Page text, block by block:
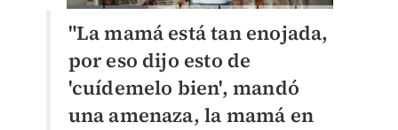
"La mamá está tan enojada,
por eso dijo esto de
'cuídemelo bien', mandó
una amenaza, la mamá en